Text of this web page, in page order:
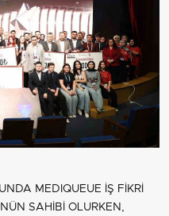
MEDIQUEUE İŞ FİKRİ
SAHİBİ OLURKEN,